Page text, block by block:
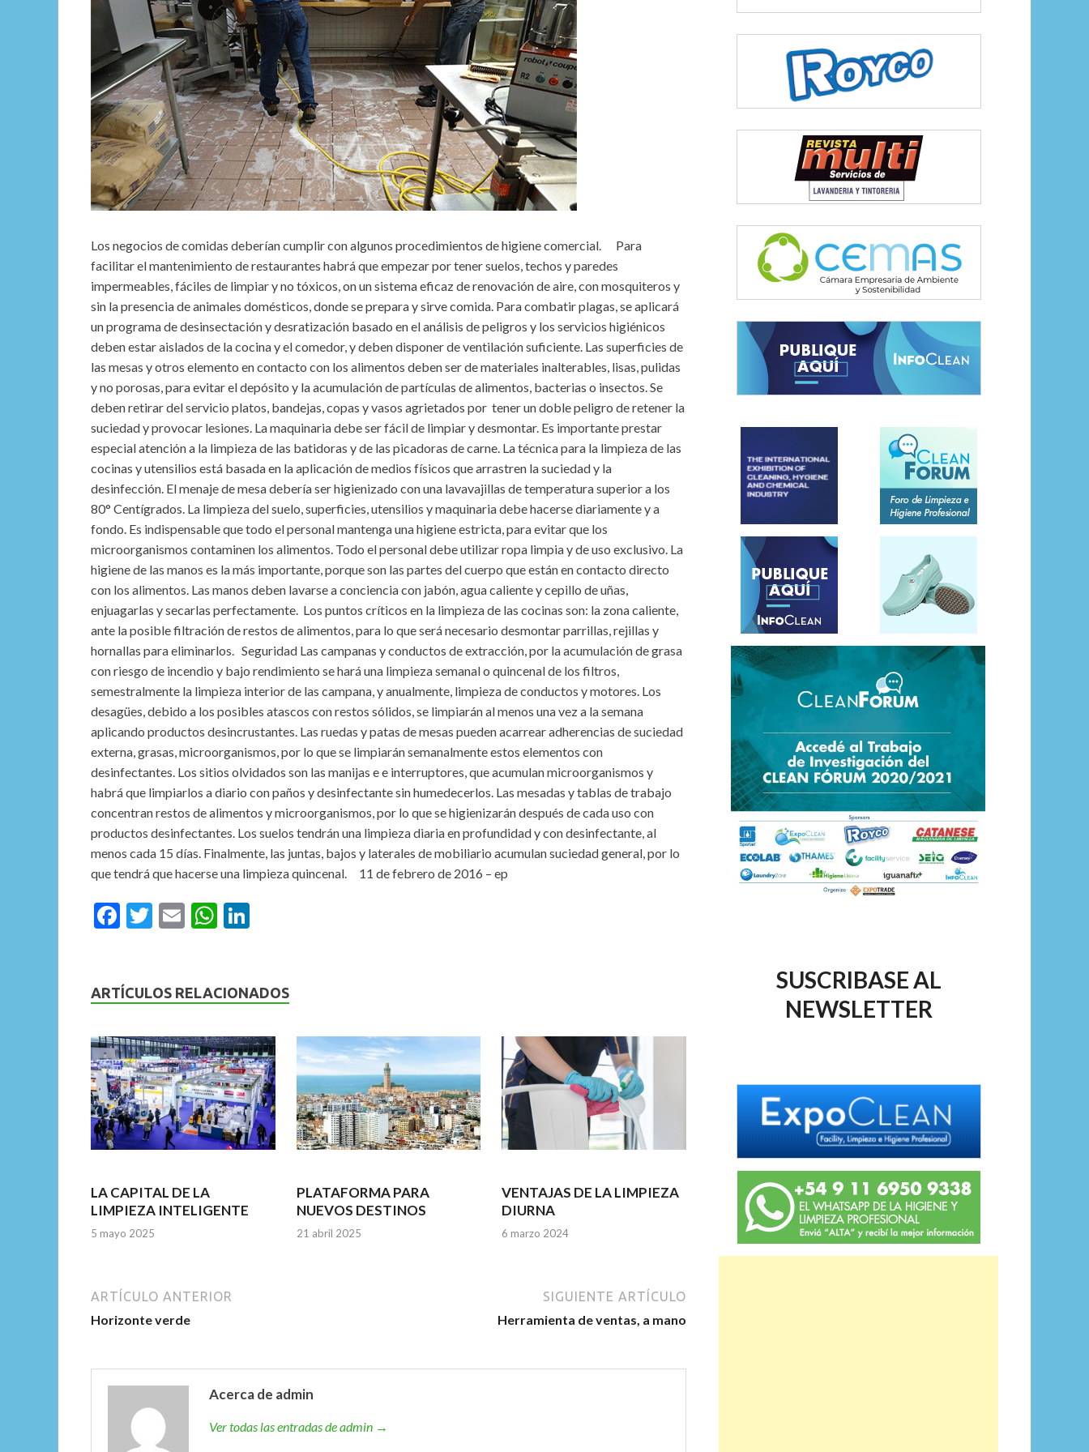
Los negocios de comidas deberían cumplir con algunos procedimientos de higiene comercial. Para
facilitar el mantenimiento de restaurantes habrá que empezar por tener suelos, techos y paredes
impermeables, fáciles de limpiar y no tóxicos, on un sistema eficaz de renovación de aire, con mosquiteros y
sin la presencia de animales domésticos, donde se prepara y sirve comida. Para combatir plagas, se aplicará
un programa de desinsectación y desratización basado en el análisis de peligros y los servicios higiénicos
deben estar aislados de la cocina y el comedor, y deben disponer de ventilación suficiente. Las superficies de
las mesas y otros elemento en contacto con los alimentos deben ser de materiales inalterables, lisas, pulidas
y no porosas, para evitar el depósito y la acumulación de partículas de alimentos, bacterias o insectos. Se
deben retirar del servicio platos, bandejas, copas y vasos agrietados por tener un doble peligro de retener la
suciedad y provocar lesiones. La maquinaria debe ser fácil de limpiar y desmontar. Es importante prestar
especial atención a la limpieza de las batidoras y de las picadoras de carne. La técnica para la limpieza de las
cocinas y utensilios está basada en la aplicación de medios físicos que arrastren la suciedad y la
desinfección. El menaje de mesa debería ser higienizado con una lavavajillas de temperatura superior a los
80° Centígrados. La limpieza del suelo, superficies, utensilios y maquinaria debe hacerse diariamente y a
fondo. Es indispensable que todo el personal mantenga una higiene estricta, para evitar que los
microorganismos contaminen los alimentos. Todo el personal debe utilizar ropa limpia y de uso exclusivo. La
higiene de las manos es la más importante, porque son las partes del cuerpo que están en contacto directo
con los alimentos. Las manos deben lavarse a conciencia con jabón, agua caliente y cepillo de uñas,
enjuagarlas y secarlas perfectamente. Los puntos críticos en la limpieza de las cocinas son: la zona caliente,
ante la posible filtración de restos de alimentos, para lo que será necesario desmontar parrillas, rejillas y
hornallas para eliminarlos. Seguridad Las campanas y conductos de extracción, por la acumulación de grasa
con riesgo de incendio y bajo rendimiento se hará una limpieza semanal o quincenal de los filtros,
semestralmente la limpieza interior de las campana, y anualmente, limpieza de conductos y motores. Los
desagües, debido a los posibles atascos con restos sólidos, se limpiarán al menos una vez a la semana
aplicando productos desincrustantes. Las ruedas y patas de mesas pueden acarrear adherencias de suciedad
externa, grasas, microorganismos, por lo que se limpiarán semanalmente estos elementos con
desinfectantes. Los sitios olvidados son las manijas e e interruptores, que acumulan microorganismos y
habrá que limpiarlos a diario con paños y desinfectante sin humedecerlos. Las mesadas y tablas de trabajo
concentran restos de alimentos y microorganismos, por lo que se higienizarán después de cada uso con
productos desinfectantes. Los suelos tendrán una limpieza diaria en profundidad y con desinfectante, al
menos cada 15 días. Finalmente, las juntas, bajos y laterales de mobiliario acumulan suciedad general, por lo
que tendrá que hacerse una limpieza quincenal. 11 de febrero de 2016 – ep
F
b
o
k
T
er
E
l
W
s
p
p
dI
ARTÍCULOS RELACIONADOS
LA CAPITAL DE LA
LIMPIEZA INTELIGENTE
5 mayo 2025
PLATAFORMA PARA
NUEVOS DESTINOS
21 abril 2025
VENTAJAS DE LA LIMPIEZA
DIURNA
6 marzo 2024
ARTÍCULO ANTERIOR
Horizonte verde
SIGUIENTE ARTÍCULO
Herramienta de ventas, a mano
Acerca de admin
Ver todas las entradas de admin →
SUSCRIBASE AL
NEWSLETTER